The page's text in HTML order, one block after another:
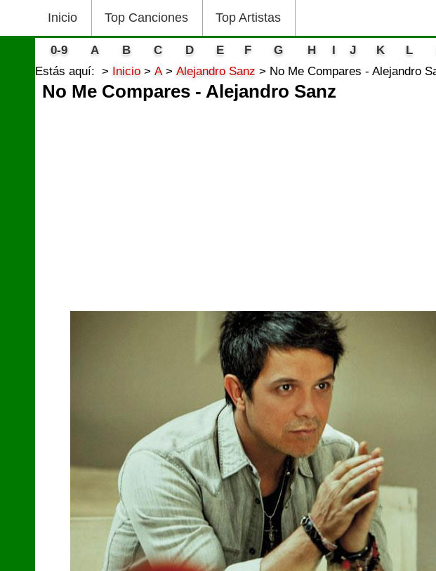
Inicio Top Canciones Top Artistas
0-9 A B C D E F G H I J K L
Estás aquí:
Inicio A Alejandro Sanz No Me Compares - Alejandro
No Me Compares - Alejandro Sanz